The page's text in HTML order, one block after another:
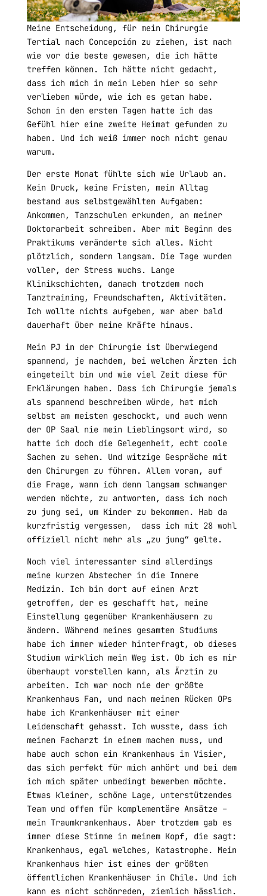
Meine Entscheidung, für mein Chirurgie
Tertial nach Concepción zu ziehen, ist nach
wie vor die beste gewesen, die ich hätte
treffen können. Ich hätte nicht gedacht,
dass ich mich in mein Leben hier so sehr
verlieben würde, wie ich es getan habe.
Schon in den ersten Tagen hatte ich das
Gefühl hier eine zweite Heimat gefunden zu
haben. Und ich weiß immer noch nicht genau
warum.
Der erste Monat fühlte sich wie Urlaub an.
Kein Druck, keine Fristen, mein Alltag
bestand aus selbstgewählten Aufgaben:
Ankommen, Tanzschulen erkunden, an meiner
Doktorarbeit schreiben. Aber mit Beginn des
Praktikums veränderte sich alles. Nicht
plötzlich, sondern langsam. Die Tage wurden
voller, der Stress wuchs. Lange
Klinikschichten, danach trotzdem noch
Tanztraining, Freundschaften, Aktivitäten.
Ich wollte nichts aufgeben, war aber bald
dauerhaft über meine Kräfte hinaus.
Mein PJ in der Chirurgie ist überwiegend
spannend, je nachdem, bei welchen Ärzten ich
eingeteilt bin und wie viel Zeit diese für
Erklärungen haben. Dass ich Chirurgie jemals
als spannend beschreiben würde, hat mich
selbst am meisten geschockt, und auch wenn
der OP Saal nie mein Lieblingsort wird, so
hatte ich doch die Gelegenheit, echt coole
Sachen zu sehen. Und witzige Gespräche mit
den Chirurgen zu führen. Allem voran, auf
die Frage, wann ich denn langsam schwanger
werden möchte, zu antworten, dass ich noch
zu jung sei, um Kinder zu bekommen. Hab da
kurzfristig vergessen,
dass ich mit 28 wohl
offiziell nicht mehr als „zu jung“ gelte.
Noch viel interessanter sind allerdings
meine kurzen Abstecher in die Innere
Medizin. Ich bin dort auf einen Arzt
getroffen, der es geschafft hat, meine
Einstellung gegenüber Krankenhäusern zu
ändern. Während meines gesamten Studiums
habe ich immer wieder hinterfragt, ob dieses
Studium wirklich mein Weg ist. Ob ich es mir
überhaupt vorstellen kann, als Ärztin zu
arbeiten. Ich war noch nie der größte
Krankenhaus Fan, und nach meinen Rücken OPs
habe ich Krankenhäuser mit einer
Leidenschaft gehasst. Ich wusste, dass ich
meinen Facharzt in einem machen muss, und
habe auch schon ein Krankenhaus im Visier,
das sich perfekt für mich anhört und bei dem
ich mich später unbedingt bewerben möchte.
Etwas kleiner, schöne Lage, unterstützendes
Team und offen für komplementäre Ansätze –
mein Traumkrankenhaus. Aber trotzdem gab es
immer diese Stimme in meinem Kopf, die sagt:
Krankenhaus, egal welches, Katastrophe. Mein
Krankenhaus hier ist eines der größten
öffentlichen Krankenhäuser in Chile. Und ich
kann es nicht schönreden, ziemlich hässlich.